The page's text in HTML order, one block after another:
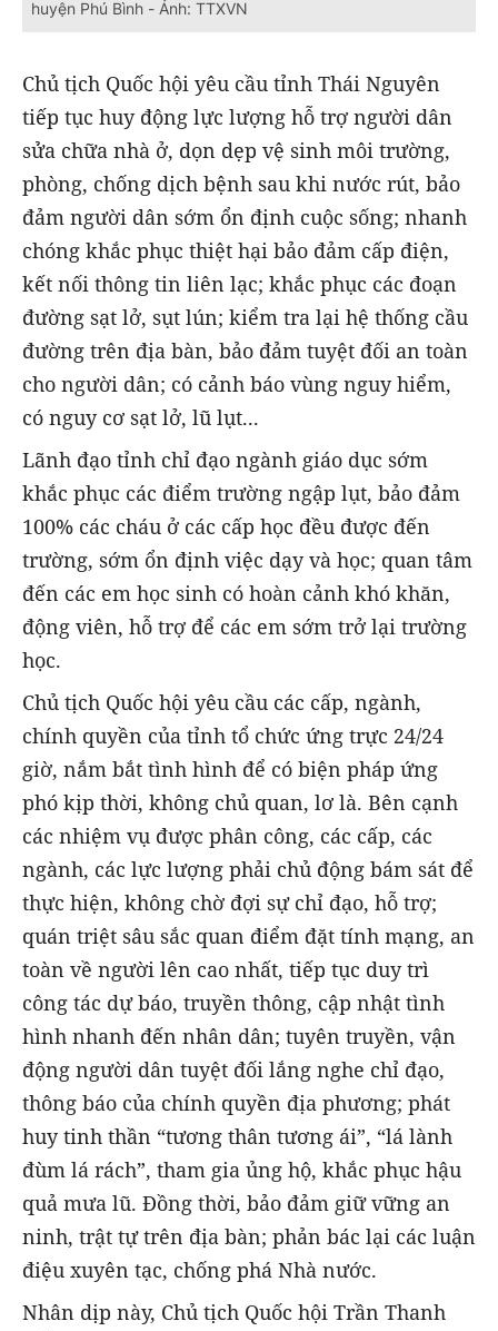
huyện Phú Bình - Ảnh: TTXVN
Chủ tịch Quốc hội yêu cầu tỉnh Thái Nguyên
tiếp tục huy động lực lượng hỗ trợ người dân
sửa chữa nhà ở, dọn dẹp vệ sinh môi trường,
phòng, chống dịch bệnh sau khi nước rút, bảo
đảm người dân sớm ổn định cuộc sống; nhanh
chóng khắc phục thiệt hại bảo đảm cấp điện,
kết nối thông tin liên lạc; khắc phục các đoạn
đường sạt lở, sụt lún; kiểm tra lại hệ thống cầu
đường trên địa bàn, bảo đảm tuyệt đối an toàn
cho người dân; có cảnh báo vùng nguy hiểm,
có nguy cơ sạt lở, lũ lụt...
Lãnh đạo tỉnh chỉ đạo ngành giáo dục sớm
khắc phục các điểm trường ngập lụt, bảo đảm
100% các cháu ở các cấp học đều được đến
trường, sớm ổn định việc dạy và học; quan tâm
đến các em học sinh có hoàn cảnh khó khăn,
động viên, hỗ trợ để các em sớm trở lại trường
học.
Chủ tịch Quốc hội yêu cầu các cấp, ngành,
chính quyền của tỉnh tổ chức ứng trực 24/24
giờ, nắm bắt tình hình để có biện pháp ứng
phó kịp thời, không chủ quan, lơ là. Bên cạnh
các nhiệm vụ được phân công, các cấp, các
ngành, các lực lượng phải chủ động bám sát để
thực hiện, không chờ đợi sự chỉ đạo, hỗ trợ;
quán triệt sâu sắc quan điểm đặt tính mạng, an
toàn về người lên cao nhất, tiếp tục duy trì
công tác dự báo, truyền thông, cập nhật tình
hình nhanh đến nhân dân; tuyên truyền, vận
động người dân tuyệt đối lắng nghe chỉ đạo,
thông báo của chính quyền địa phương; phát
huy tinh thần “tương thân tương ái”, “lá lành
đùm lá rách”, tham gia ủng hộ, khắc phục hậu
quả mưa lũ. Đồng thời, bảo đảm giữ vững an
ninh, trật tự trên địa bàn; phản bác lại các luận
điệu xuyên tạc, chống phá Nhà nước.
Nhân dịp này, Chủ tịch Quốc hội Trần Thanh